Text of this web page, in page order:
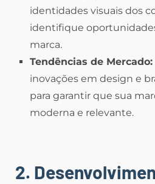
identidades visuais dos
identifique
marca.
Tendências de Mercado:
inovações em design e
para garantir que sua
moderna e relevante.
2.